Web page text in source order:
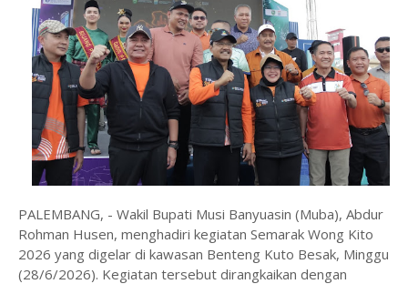
PALEMBANG, - Wakil Bupati Musi Banyuasin (Muba), Abdur
Rohman Husen, menghadiri kegiatan Semarak Wong Kito
2026 yang digelar di kawasan Benteng Kuto Besak, Minggu
(28/6/2026). Kegiatan tersebut dirangkaikan dengan